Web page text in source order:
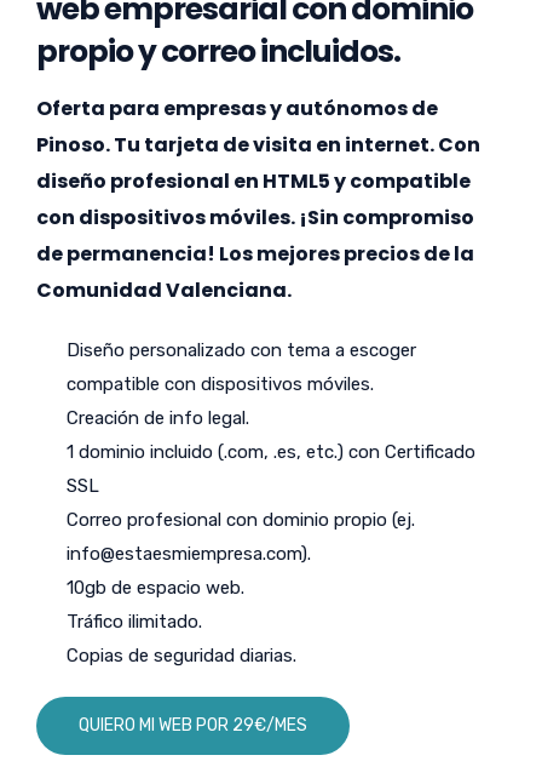
web empresarial con dominio
propio y correo incluidos.
Oferta para empresas y autónomos de
Pinoso. Tu tarjeta de visita en internet. Con
diseño profesional en HTML5 y compatible
con dispositivos móviles. ¡Sin compromiso
de permanencia! Los mejores precios de la
Comunidad Valenciana.
Diseño personalizado con tema a escoger
compatible con dispositivos móviles.
Creación de info legal.
1 dominio incluido (.com, .es, etc.) con Certificado
SSL
Correo profesional con dominio propio (ej.
info@estaesmiempresa.com).
10gb de espacio web.
Tráfico ilimitado.
Copias de seguridad diarias.
QUIERO MI WEB POR 29€/MES